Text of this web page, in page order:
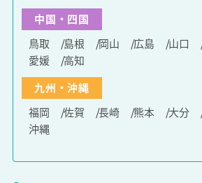
中国・四国
鳥取
島根 岡山 広島 山口
愛媛
高知
九州・沖縄
福岡
佐賀 長崎 熊本 大分
沖縄